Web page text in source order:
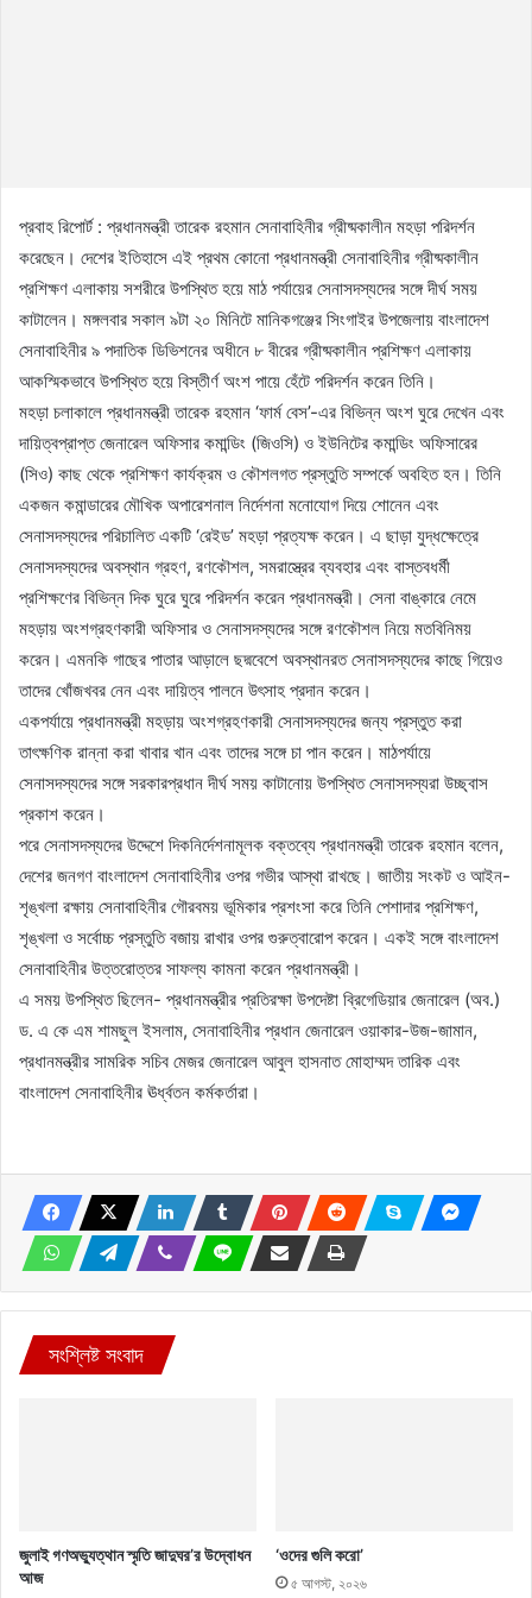
প্রবাহ রিপোর্ট : প্রধানমন্ত্রী তারেক রহমান সেনাবাহিনীর গ্রীষ্মকালীন মহড়া পরিদর্শন
করেছেন। দেশের ইতিহাসে এই প্রথম কোনো প্রধানমন্ত্রী সেনাবাহিনীর গ্রীষ্মকালীন
প্রশিক্ষণ এলাকায় সশরীরে উপস্থিত হয়ে মাঠ পর্যায়ের সেনাসদস্যদের সঙ্গে দীর্ঘ সময়
কাটালেন। মঙ্গলবার সকাল ৯টা ২০ মিনিটে মানিকগঞ্জের সিংগাইর উপজেলায় বাংলাদেশ
সেনাবাহিনীর ৯ পদাতিক ডিভিশনের অধীনে ৮ বীরের গ্রীষ্মকালীন প্রশিক্ষণ এলাকায়
আকস্মিকভাবে উপস্থিত হয়ে বিস্তীর্ণ অংশ পায়ে হেঁটে পরিদর্শন করেন তিনি।
মহড়া চলাকালে প্রধানমন্ত্রী তারেক রহমান ‘ফার্ম বেস’-এর বিভিন্ন অংশ ঘুরে দেখেন এবং
দায়িত্বপ্রাপ্ত জেনারেল অফিসার কমান্ডিং (জিওসি) ও ইউনিটের কমান্ডিং অফিসারের
(সিও) কাছ থেকে প্রশিক্ষণ কার্যক্রম ও কৌশলগত প্রস্তুতি সম্পর্কে অবহিত হন। তিনি
একজন কমান্ডারের মৌখিক অপারেশনাল নির্দেশনা মনোযোগ দিয়ে শোনেন এবং
সেনাসদস্যদের পরিচালিত একটি ‘রেইড’ মহড়া প্রত্যক্ষ করেন। এ ছাড়া যুদ্ধক্ষেত্রে
সেনাসদস্যদের অবস্থান গ্রহণ, রণকৌশল, সমরাস্ত্রের ব্যবহার এবং বাস্তবধর্মী
প্রশিক্ষণের বিভিন্ন দিক ঘুরে ঘুরে পরিদর্শন করেন প্রধানমন্ত্রী। সেনা বাঙ্কারে নেমে
মহড়ায় অংশগ্রহণকারী অফিসার ও সেনাসদস্যদের সঙ্গে রণকৌশল নিয়ে মতবিনিময়
করেন। এমনকি গাছের পাতার আড়ালে ছদ্মবেশে অবস্থানরত সেনাসদস্যদের কাছে গিয়েও
তাদের খোঁজখবর নেন এবং দায়িত্ব পালনে উৎসাহ প্রদান করেন।
একপর্যায়ে প্রধানমন্ত্রী মহড়ায় অংশগ্রহণকারী সেনাসদস্যদের জন্য প্রস্তুত করা
তাৎক্ষণিক রান্না করা খাবার খান এবং তাদের সঙ্গে চা পান করেন। মাঠপর্যায়ে
সেনাসদস্যদের সঙ্গে সরকারপ্রধান দীর্ঘ সময় কাটানোয় উপস্থিত সেনাসদস্যরা উচ্ছ্বাস
প্রকাশ করেন।
পরে সেনাসদস্যদের উদ্দেশে দিকনির্দেশনামূলক বক্তব্যে প্রধানমন্ত্রী তারেক রহমান বলেন,
দেশের জনগণ বাংলাদেশ সেনাবাহিনীর ওপর গভীর আস্থা রাখছে। জাতীয় সংকট ও আইন-
শৃঙ্খলা রক্ষায় সেনাবাহিনীর গৌরবময় ভূমিকার প্রশংসা করে তিনি পেশাদার প্রশিক্ষণ,
শৃঙ্খলা ও সর্বোচ্চ প্রস্তুতি বজায় রাখার ওপর গুরুত্বারোপ করেন। একই সঙ্গে বাংলাদেশ
সেনাবাহিনীর উত্তরোত্তর সাফল্য কামনা করেন প্রধানমন্ত্রী।
এ সময় উপস্থিত ছিলেন- প্রধানমন্ত্রীর প্রতিরক্ষা উপদেষ্টা ব্রিগেডিয়ার জেনারেল (অব.)
ড. এ কে এম শামছুল ইসলাম, সেনাবাহিনীর প্রধান জেনারেল ওয়াকার-উজ-জামান,
প্রধানমন্ত্রীর সামরিক সচিব মেজর জেনারেল আবুল হাসনাত মোহাম্মদ তারিক এবং
বাংলাদেশ সেনাবাহিনীর ঊর্ধ্বতন কর্মকর্তারা।
সংশ্লিষ্ট সংবাদ
জুলাই গণঅভ্যুত্থান স্মৃতি জাদুঘর’র উদ্বোধন
আজ
‘ওদের গুলি করো’
৫ আগস্ট, ২০২৬